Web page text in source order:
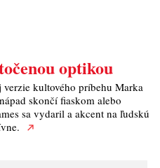
optikou
verzie kultového príbehu Marka
skončí fiaskom alebo
sa vydaril a akcent na ľudskú